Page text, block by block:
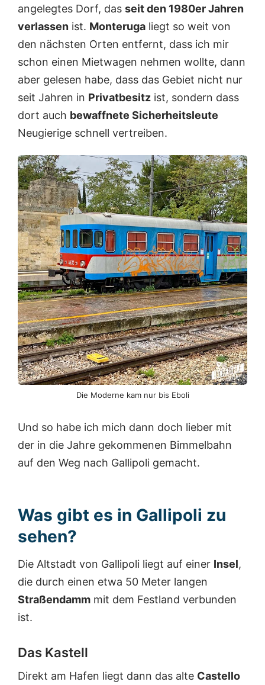
angelegtes Dorf, das seit den 1980er Jahren
verlassen ist. Monteruga liegt so weit von
den nächsten Orten entfernt, dass ich mir
schon einen Mietwagen nehmen wollte, dann
aber gelesen habe, dass das Gebiet nicht nur
seit Jahren in Privatbesitz ist, sondern dass
dort auch bewaffnete Sicherheitsleute
Neugierige schnell vertreiben.
Die Moderne kam nur bis Eboli
Und so habe ich mich dann doch lieber mit
der in die Jahre gekommenen Bimmelbahn
auf den Weg nach Gallipoli gemacht.
Was gibt es in Gallipoli zu
sehen?
Die Altstadt von Gallipoli liegt auf einer Insel,
die durch einen etwa 50 Meter langen
Straßendamm mit dem Festland verbunden
ist.
Das Kastell
Direkt am Hafen liegt dann das alte Castello